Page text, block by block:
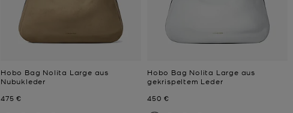
Hobo Bag Nolita Large aus
Nubukleder
Jetzt
475 €
Hobo Bag Nolita Large aus
gekrispeltem Leder
Jetzt
450 €